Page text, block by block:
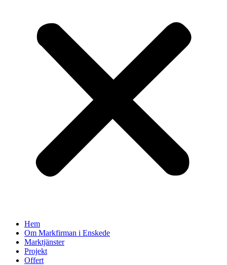
Hem
Om Markfirman i Enskede
Marktjänster
Projekt
Offert